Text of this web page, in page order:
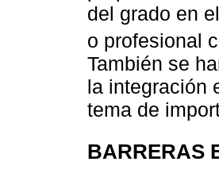
del grado en
o profesional
También se
la integración
tema de
BARRERAS